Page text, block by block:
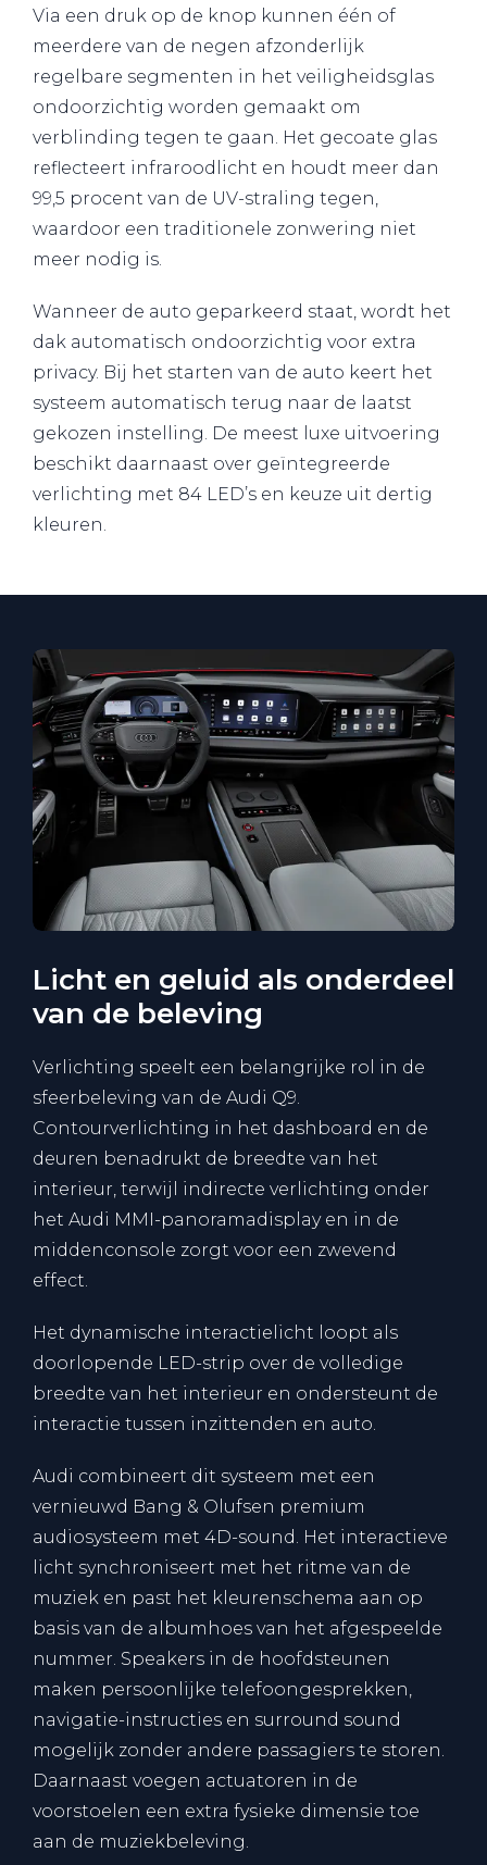
Via een druk op de knop kunnen één of
meerdere van de negen afzonderlijk
regelbare segmenten in het veiligheidsglas
ondoorzichtig worden gemaakt om
verblinding tegen te gaan. Het gecoate glas
reflecteert infraroodlicht en houdt meer dan
99,5 procent van de UV-straling tegen,
waardoor een traditionele zonwering niet
meer nodig is.
Wanneer de auto geparkeerd staat, wordt het
dak automatisch ondoorzichtig voor extra
privacy. Bij het starten van de auto keert het
systeem automatisch terug naar de laatst
gekozen instelling. De meest luxe uitvoering
beschikt daarnaast over geïntegreerde
verlichting met 84 LED’s en keuze uit dertig
kleuren.
Licht en geluid als onderdeel
van de beleving
Verlichting speelt een belangrijke rol in de
sfeerbeleving van de Audi Q9.
Contourverlichting in het dashboard en de
deuren benadrukt de breedte van het
interieur, terwijl indirecte verlichting onder
het Audi MMI-panoramadisplay en in de
middenconsole zorgt voor een zwevend
effect.
Het dynamische interactielicht loopt als
doorlopende LED-strip over de volledige
breedte van het interieur en ondersteunt de
interactie tussen inzittenden en auto.
Audi combineert dit systeem met een
vernieuwd Bang & Olufsen premium
audiosysteem met 4D-sound. Het interactieve
licht synchroniseert met het ritme van de
muziek en past het kleurenschema aan op
basis van de albumhoes van het afgespeelde
nummer. Speakers in de hoofdsteunen
maken persoonlijke telefoongesprekken,
navigatie-instructies en surround sound
mogelijk zonder andere passagiers te storen.
Daarnaast voegen actuatoren in de
voorstoelen een extra fysieke dimensie toe
aan de muziekbeleving.